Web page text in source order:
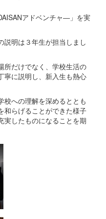
アドベンチャ―」を実
説明は３年生が担当しまし
所だけでなく、学校生活の
寧に説明し、新入生も熱心
校への理解を深めるととも
和らげることができた様子
実したものになることを期